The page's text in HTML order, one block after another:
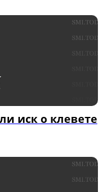
иск о клевете